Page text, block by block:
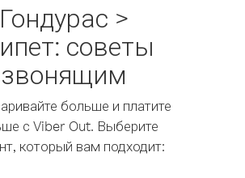
Гондурас >
советы
звонящим
больше и платите
с Viber Out. Выберите
который вам подходит: